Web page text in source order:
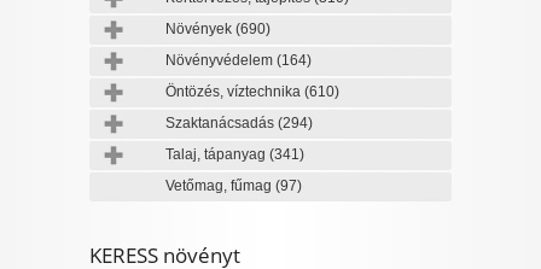
Növények (690)
Növényvédelem (164)
Öntözés, víztechnika (610)
Szaktanácsadás (294)
Talaj, tápanyag (341)
Vetőmag, fűmag (97)
KERESS növényt